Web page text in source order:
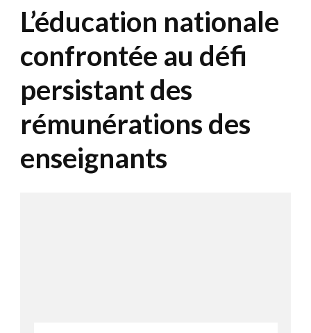
L’éducation nationale
confrontée au défi
persistant des
rémunérations des
enseignants